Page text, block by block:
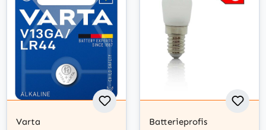
Varta Batterieprofis